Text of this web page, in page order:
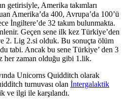
getirisiyle, Amerika takımları
Amerika’da 400, Avrupa’da 100’ü
İngiltere’de 32 takım bulunmakta.
Geçen sene ilk kez Türkiye’den
2. Lig 2.si olduk. Bu sonuçta ölüm
tabi. Ancak bu sene Türkiye’ den 3
her zaman olduğu gibi 1.lik.
Unicorns Quidditch olarak
turnuvası olan İntergalaktik
ve ilgi ile karşılandı.